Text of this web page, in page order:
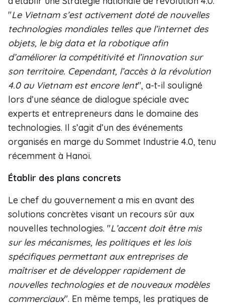
"Le Vietnam s’est activement doté de nouvelles
technologies mondiales telles que l’internet des
objets, le big data et la robotique afin
d’améliorer la compétitivité et l’innovation sur
son territoire. Cependant, l’accès à la révolution
4.0 au Vietnam est encore lent", a-t-il souligné
lors d’une séance de dialogue spéciale avec
experts et entrepreneurs dans le domaine des
technologies. Il s’agit d’un des événements
organisés en marge du Sommet Industrie 4.0, tenu
récemment à Hanoï.
Établir des plans concrets
Le chef du gouvernement a mis en avant des
solutions concrètes visant un recours sûr aux
nouvelles technologies. "L’accent doit être mis
sur les mécanismes, les politiques et les lois
spécifiques permettant aux entreprises de
maîtriser et de développer rapidement de
nouvelles technologies et de nouveaux modèles
commerciaux". En même temps, les pratiques de